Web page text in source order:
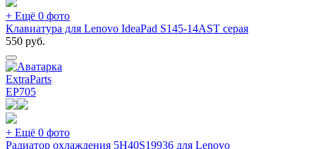
+ Ещё 0 фото
Клавиатура для Lenovo IdeaPad S145-14AST серая
550 руб.
ExtraParts
EP705
+ Ещё 0 фото
Радиатор охлаждения 5H40S19936 для Lenovo